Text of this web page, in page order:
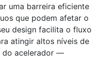
uma barreira eficiente
que podem afetar o
design facilita o fluxo
atingir altos níveis de
do acelerador —